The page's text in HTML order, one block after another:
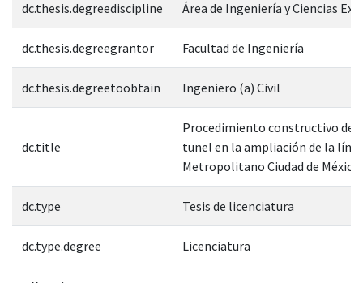
dc.thesis.degreediscipline Área de Ingeniería y Ciencias
dc.thesis.degreegrantor Facultad de Ingeniería
dc.thesis.degreetoobtain Ingeniero (a) Civil
dc.title
Procedimiento constructivo de
tunel en la ampliación de la
Metropolitano Ciudad de México,
dc.type Tesis de licenciatura
dc.type.degree Licenciatura